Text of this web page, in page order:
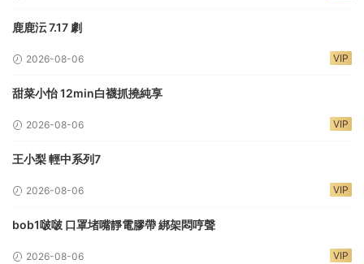
鹿鹿沄 7.17 劇
2026-08-06 VIP
甜菜小怡 12min白襪抓撓純享
2026-08-06 VIP
王小梨 輕中系列7
2026-08-06 VIP
bob1啵啵 口罩堵嘴靜電膠帶 綁架悶哼聲
2026-08-06 VIP